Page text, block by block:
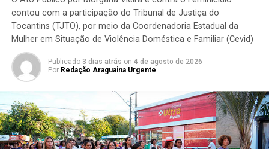
contou com a participação do Tribunal de Justiça do
Tocantins (TJTO), por meio da Coordenadoria Estadual da
Mulher em Situação de Violência Doméstica e Familiar (Cevid)
Publicado 3 dias atrás on 4 de agosto de 2026
Por Redação Araguaina Urgente